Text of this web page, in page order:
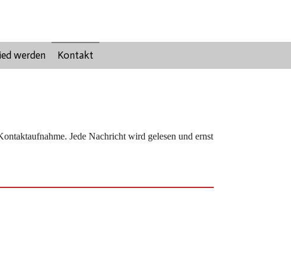
werden Kontakt
Jede Nachricht wird gelesen und ernst